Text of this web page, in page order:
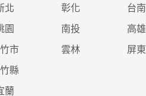
北 彰化 台南
園 南投 高雄
市 雲林 屏東
縣
蘭